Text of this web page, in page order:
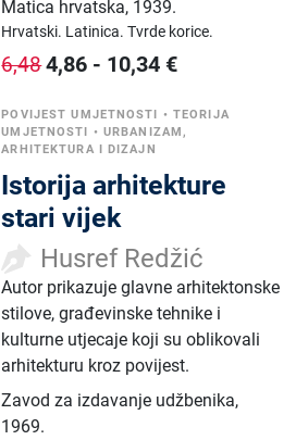
Matica hrvatska, 1939.
Hrvatski. Latinica.Tvrde korice.
6,484,86 - 10,34 €
POVIJEST UMJETNOSTI • TEORIJA
UMJETNOSTI • URBANIZAM,
ARHITEKTURA I DIZAJN
Istorija arhitekture
stari vijek
Husref Redžić
Autor prikazuje glavne arhitektonske
stilove, građevinske tehnike i
kulturne utjecaje koji su oblikovali
arhitekturu kroz povijest.
Zavod za izdavanje udžbenika,
1969.